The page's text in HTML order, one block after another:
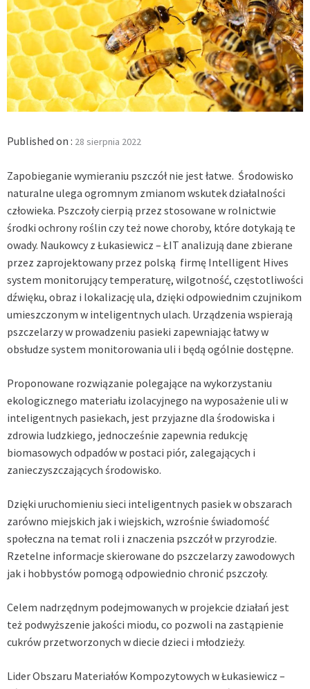
Published on : 28 sierpnia 2022
Zapobieganie wymieraniu pszczół nie jest łatwe. Środowisko
naturalne ulega ogromnym zmianom wskutek działalności
człowieka. Pszczoły cierpią przez stosowane w rolnictwie
środki ochrony roślin czy też nowe choroby, które dotykają te
owady. Naukowcy z Łukasiewicz – ŁIT analizują dane zbierane
przez zaprojektowany przez polską firmę Intelligent Hives
system monitorujący temperaturę, wilgotność, częstotliwości
dźwięku, obraz i lokalizację ula, dzięki odpowiednim czujnikom
umieszczonym w inteligentnych ulach. Urządzenia wspierają
pszczelarzy w prowadzeniu pasieki zapewniając łatwy w
obsłudze system monitorowania uli i będą ogólnie dostępne.
Proponowane rozwiązanie polegające na wykorzystaniu
ekologicznego materiału izolacyjnego na wyposażenie uli w
inteligentnych pasiekach, jest przyjazne dla środowiska i
zdrowia ludzkiego, jednocześnie zapewnia redukcję
biomasowych odpadów w postaci piór, zalegających i
zanieczyszczających środowisko.
Dzięki uruchomieniu sieci inteligentnych pasiek w obszarach
zarówno miejskich jak i wiejskich, wzrośnie świadomość
społeczna na temat roli i znaczenia pszczół w przyrodzie.
Rzetelne informacje skierowane do pszczelarzy zawodowych
jak i hobbystów pomogą odpowiednio chronić pszczoły.
Celem nadrzędnym podejmowanych w projekcie działań jest
też podwyższenie jakości miodu, co pozwoli na zastąpienie
cukrów przetworzonych w diecie dzieci i młodzieży.
Lider Obszaru Materiałów Kompozytowych wŁukasiewicz –